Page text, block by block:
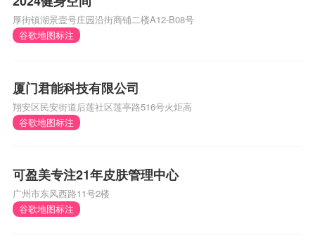
厚街镇湖景壹号庄园沿街商铺二楼A12-B08号
谷歌地图标注
厦门君能科技有限公司
翔安区民安街道后莲社区莲亭路516号火炬高
谷歌地图标注
可盈美专注21年皮肤管理中心
广州市东风西路11号2楼
谷歌地图标注